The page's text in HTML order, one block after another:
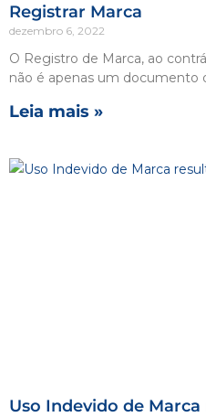
Registrar Marca
dezembro 6, 2022
O Registro de Marca, ao
não é apenas um documento
Leia mais »
Uso Indevido de